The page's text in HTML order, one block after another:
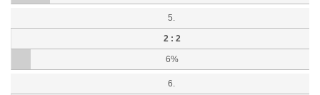
5.
2 : 2
6%
6.